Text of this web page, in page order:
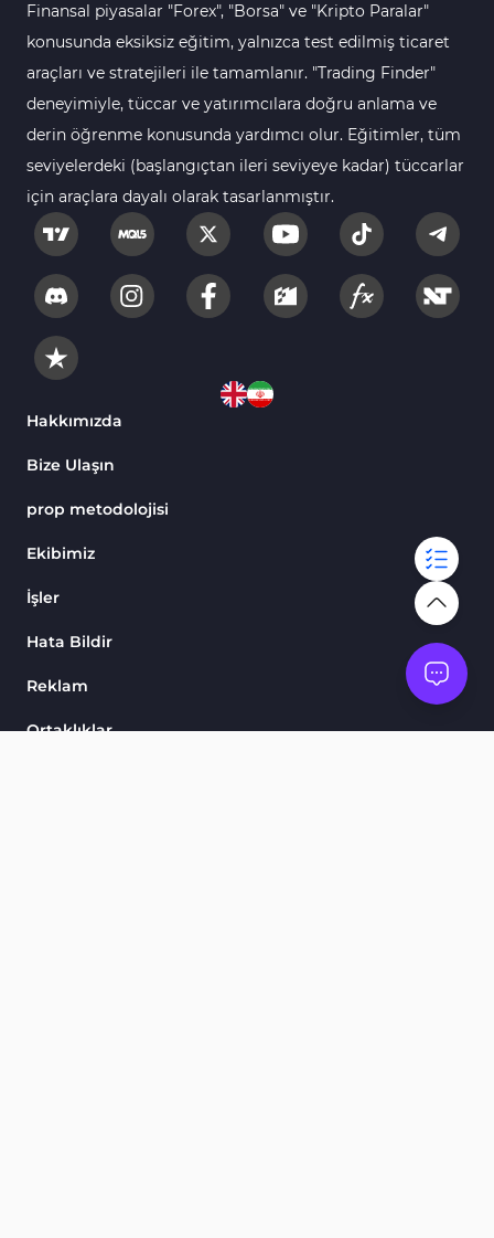
Finansal piyasalar "Forex", "Borsa" ve "Kripto Paralar"
konusunda eksiksiz eğitim, yalnızca test edilmiş ticaret
araçları ve stratejileri ile tamamlanır. "Trading Finder"
deneyimiyle, tüccar ve yatırımcılara doğru anlama ve
derin öğrenme konusunda yardımcı olur. Eğitimler, tüm
seviyelerdeki (başlangıçtan ileri seviyeye kadar) tüccarlar
için araçlara dayalı olarak tasarlanmıştır.
Hakkımızda
Bize Ulaşın
prop metodolojisi
Ekibimiz
İşler
Hata Bildir
Reklam
Ortaklıklar